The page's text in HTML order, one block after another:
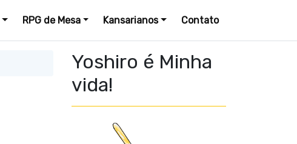
RPG de Mesa Kansarianos Contato
Yoshiro é Minha
vida!